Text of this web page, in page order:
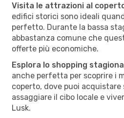
Visita le attrazioni al
edifici storici sono ideali
perfetto. Durante la bassa
abbastanza comune che
offerte più economiche.
Esplora lo shopping
anche perfetta per scoprire i
coperto, dove puoi acquistare
assaggiare il cibo locale e
Lusk.